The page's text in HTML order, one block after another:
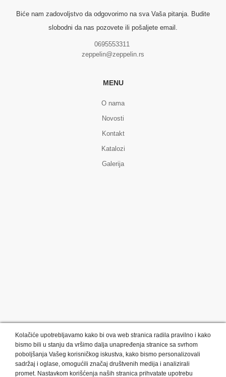
Biće nam zadovoljstvo da odgovorimo na sva Vaša pitanja. Budite
slobodni da nas pozovete ili pošaljete email.
0695553311
zeppelin@zeppelin.rs
MENU
O nama
Novosti
Kontakt
Katalozi
Galerija
Kolačiće upotrebljavamo kako bi ova web stranica radila pravilno i kako
bismo bili u stanju da vršimo dalja unapređenja stranice sa svrhom
poboljšanja Vašeg korisničkog iskustva, kako bismo personalizovali
sadržaj i oglase, omogućili značaj društvenih medija i analizirali
promet. Nastavkom korišćenja naših stranica prihvatate upotrebu